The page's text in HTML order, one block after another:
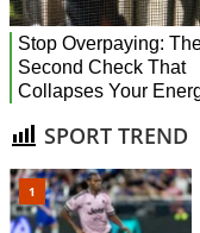
SPORT TREND